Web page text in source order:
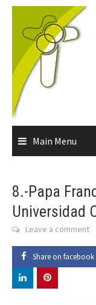
Skip
content
Main Menu
8.-Papa
Universidad
Leave a comment
Share on facebook